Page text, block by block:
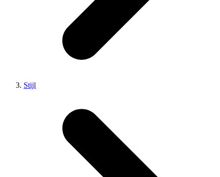
Stijl